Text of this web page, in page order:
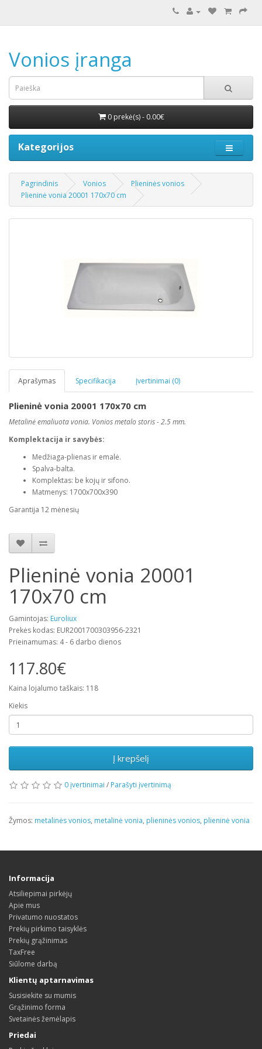
Vonios įranga
0 prekė(s) - 0.00€
Kategorijos
Pagrindinis Vonios
Plieninės vonios
Plieninė vonia 20001 170x70 cm
Aprašymas Specifikacija Įvertinimai (0)
Plieninė vonia 20001 170x70 cm
Metalinė emaliuota vonia. Vonios metalo storis - 2.5 mm.
Komplektacija ir savybės:
Medžiaga-plienas ir emalė.
Spalva-balta.
Komplektas: be kojų ir sifono.
Matmenys: 1700x700x390
Garantija 12 mėnesių
Plieninė vonia 20001
170x70 cm
Gamintojas: Euroliux
Prekės kodas: EUR2001700303956-2321
Prieinamumas: 4 - 6 darbo dienos
117.80€
Kaina lojalumo taškais: 118
Kiekis
Į krepšelį
0 įvertinimai / Parašyti įvertinimą
Žymos: metalinės vonios, metalinė vonia, plieninės vonios, plieninė vonia
Informacija
Atsiliepimai pirkėjų
Apie mus
Privatumo nuostatos
Prekių pirkimo taisyklės
Prekių grąžinimas
TaxFree
Siūlome darbą
Klientų aptarnavimas
Susisiekite su mumis
Grąžinimo forma
Svetainės žemėlapis
Priedai